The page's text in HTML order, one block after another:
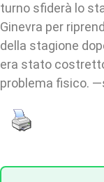
turno sfiderà lo
Ginevra per
della stagione
era stato
problema fisico.